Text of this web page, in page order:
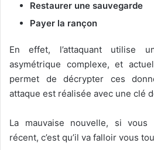
Restaurer une sauvegarde
Payer la rançon
En effet, l’attaquant utilise
asymétrique complexe, et
permet de décrypter ces
attaque est réalisée avec une clé
La mauvaise nouvelle, si vous
récent, c’est qu’il va falloir vous